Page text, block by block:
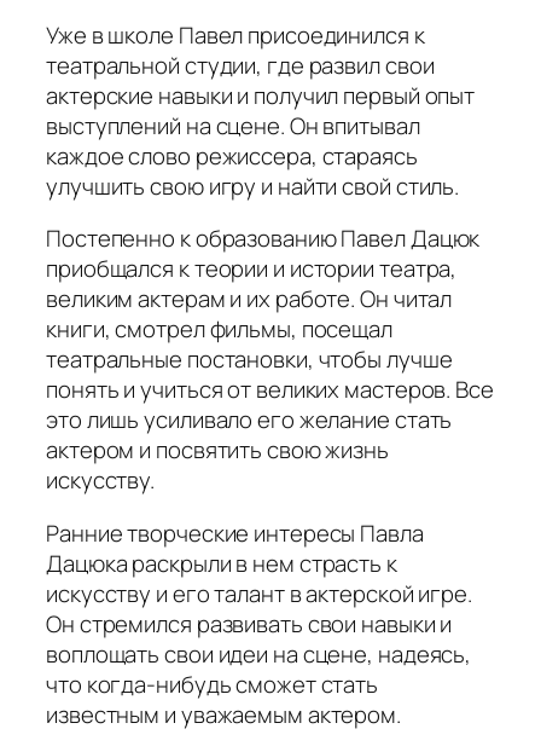
Уже в школе Павел присоединился к
театральной студии, где развил свои
актерские навыки и получил первый опыт
выступлений на сцене. Он впитывал
каждое слово режиссера, стараясь
улучшить свою игру и найти свой стиль.
Постепенно к образованию Павел Дацюк
приобщался к теории и истории театра,
великим актерам и их работе. Он читал
книги, смотрел фильмы, посещал
театральные постановки, чтобы лучше
понять и учиться от великих мастеров. Все
это лишь усиливало его желание стать
актером и посвятить свою жизнь
искусству.
Ранние творческие интересы Павла
Дацюка раскрыли в нем страсть к
искусству и его талант в актерской игре.
Он стремился развивать свои навыки и
воплощать свои идеи на сцене, надеясь,
что когда-нибудь сможет стать
известным и уважаемым актером.